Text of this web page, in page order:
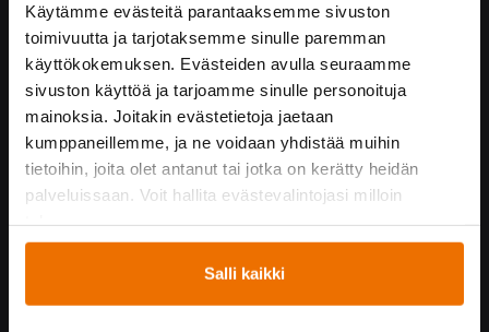
Käytämme evästeitä parantaaksemme sivuston
toimivuutta ja tarjotaksemme sinulle paremman
käyttökokemuksen. Evästeiden avulla seuraamme
sivuston käyttöä ja tarjoamme sinulle personoituja
mainoksia. Joitakin evästetietoja jaetaan
kumppaneillemme, ja ne voidaan yhdistää muihin
tietoihin, joita olet antanut tai jotka on kerätty heidän
palveluissaan. Voit hallita evästevalintojasi milloin
Salli kaikki
Yhteystiedot
Hukan historiaa
Vastuullisuus
Turvallisuus Hukassa
Töihin Hukkaan
Yrityskumppaneille
Yhteistyössä
Hukka suosittelee!
Kummijoukkueet